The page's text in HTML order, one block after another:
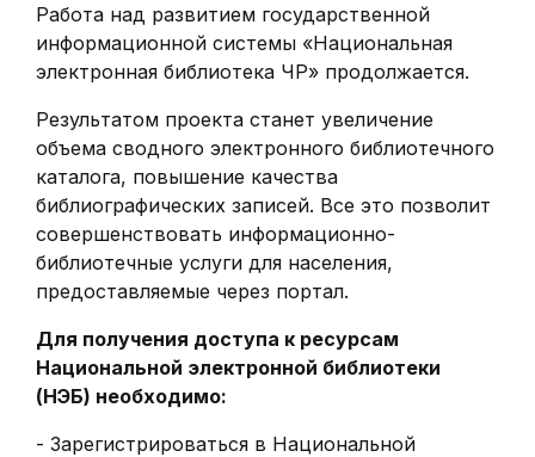
Работа над развитием государственной
информационной системы «Национальная
электронная библиотека ЧР» продолжается.
Результатом проекта станет увеличение
объема сводного электронного библиотечного
каталога, повышение качества
библиографических записей. Все это позволит
совершенствовать информационно-
библиотечные услуги для населения,
предоставляемые через портал.
Для получения доступа к ресурсам
Национальной электронной библиотеки
(НЭБ) необходимо:
- Зарегистрироваться в Национальной